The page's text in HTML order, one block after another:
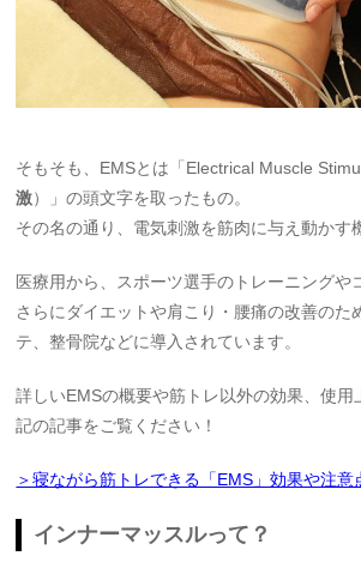
そもそも、EMSとは「Electrical Muscle
激）」の頭文字を取ったもの。
その名の通り、電気刺激を筋肉に与え動かす
医療用から、スポーツ選手のトレーニングや
さらにダイエットや肩こり・腰痛の改善のた
テ、整骨院などに導入されています。
詳しいEMSの概要や筋トレ以外の効果、使用
記の記事をご覧ください！
＞寝ながら筋トレできる「EMS」効果や注意
インナーマッスルって？